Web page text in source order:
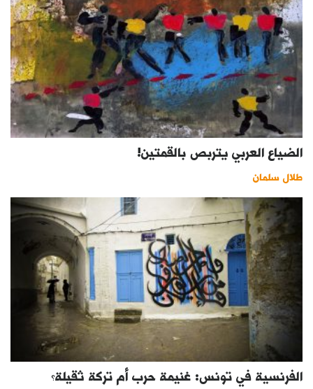
الضياع العربي يتربص بالقمتين!
طلال سلمان
الفرنسية في تونس: غنيمة حرب أم تركة ثقيلة؟